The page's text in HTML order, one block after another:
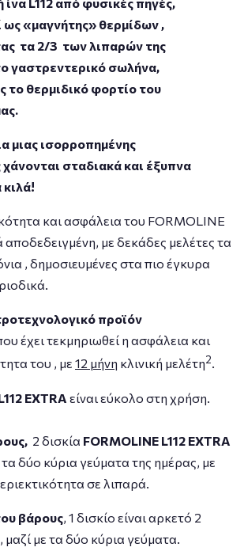
ως «μαγνήτης» θερμίδων ,
τα 2/3 των λιπαρών της
γαστρεντερικό σωλήνα,
το θερμιδικό φορτίο του
μιας ισορροπημένης
σταδιακά και έξυπνα
κιλά!
και ασφάλεια του FORMOLINE
αποδεδειγμένη, με δεκάδες μελέτες τα
, δημοσιευμένες στα πιο έγκυρα
προϊόν
έχει τεκμηριωθεί η ασφάλεια και
του , με 12 μήνη κλινική μελέτη2.
EXTRA είναι εύκολο στη χρήση.
2 δισκία FORMOLINE L112 EXTRA
δύο κύρια γεύματα της ημέρας, με
σε λιπαρά.
βάρους, 1 δισκίο είναι αρκετό 2
με τα δύο κύρια γεύματα.